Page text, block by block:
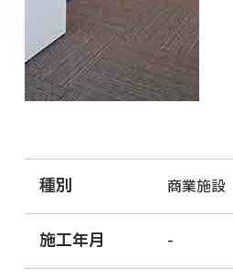
種別 商業施設
施工年月 -